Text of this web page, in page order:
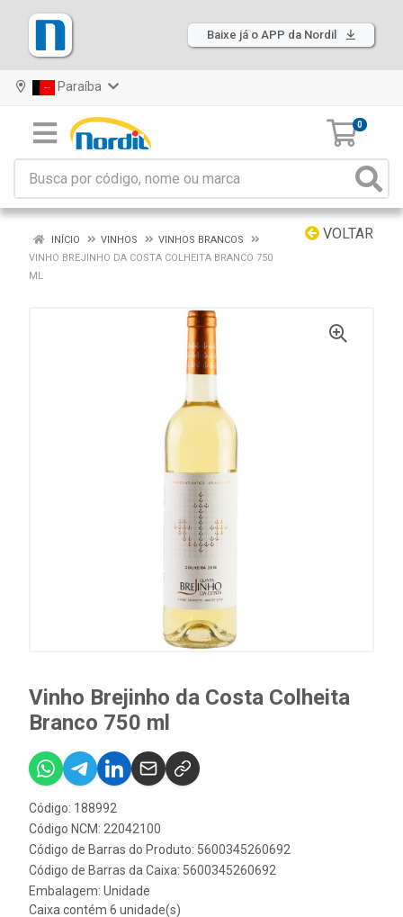
Baixe já o APP da Nordil
Paraíba
0
VOLTAR
INÍCIO VINHOS
VINHOS BRANCOS
VINHO BREJINHO DA COSTA COLHEITA BRANCO 750
ML
Vinho Brejinho da Costa Colheita
Branco 750 ml
Código: 188992
Código NCM: 22042100
Código de Barras do Produto: 5600345260692
Código de Barras da Caixa: 5600345260692
Embalagem: Unidade
Caixa contém 6 unidade(s)